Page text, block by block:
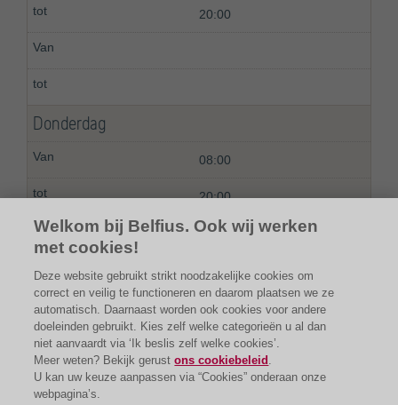
20:00
Donderdag
08:00
20:00
Welkom bij Belfius. Ook wij werken
met cookies!
Deze website gebruikt strikt noodzakelijke cookies om
correct en veilig te functioneren en daarom plaatsen we ze
automatisch. Daarnaast worden ook cookies voor andere
doeleinden gebruikt. Kies zelf welke categorieën u al dan
niet aanvaardt via ‘Ik beslis zelf welke cookies’.
Meer weten? Bekijk gerustons cookiebeleid .
U kan uw keuze aanpassen via “Cookies” onderaan onze
webpagina’s.